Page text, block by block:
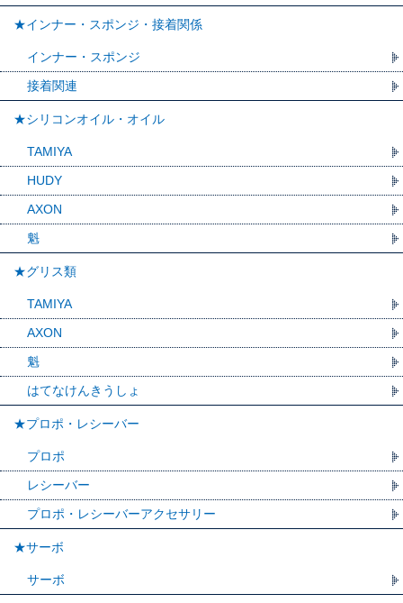
★インナー・スポンジ・接着関係
インナー・スポンジ
接着関連
★シリコンオイル・オイル
TAMIYA
HUDY
AXON
魁
★グリス類
TAMIYA
AXON
魁
はてなけんきうしょ
★プロポ・レシーバー
プロポ
レシーバー
プロポ・レシーバーアクセサリー
★サーボ
サーボ